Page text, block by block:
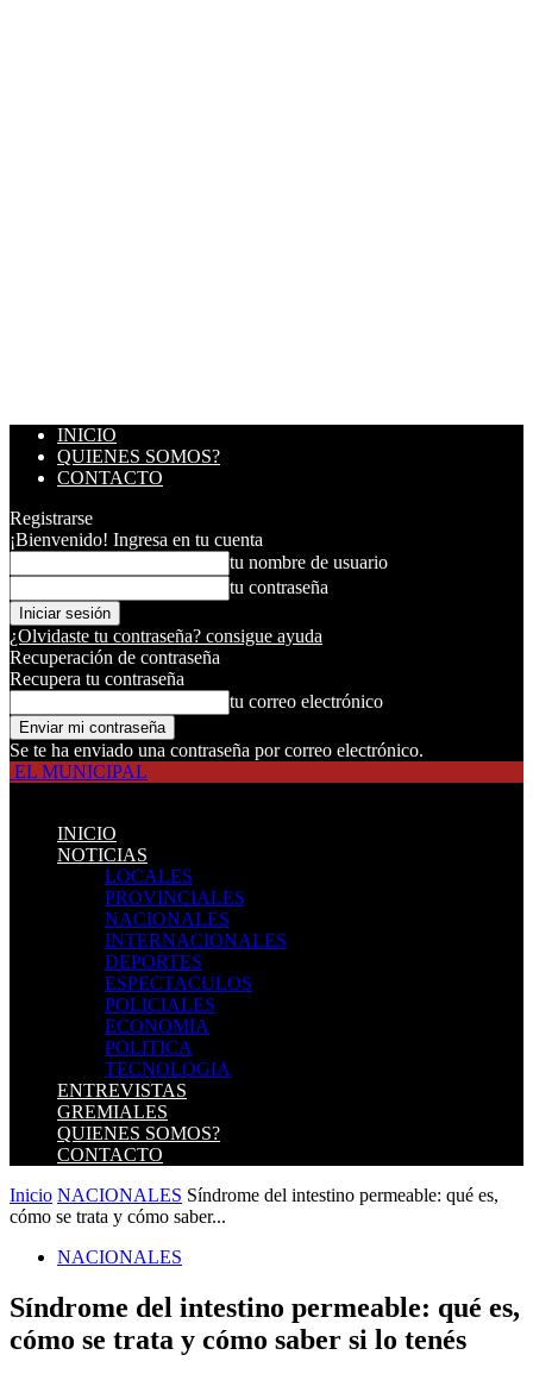
INICIO
QUIENES SOMOS?
CONTACTO
Registrarse
¡Bienvenido! Ingresa en tu cuenta
tu nombre de usuario
tu contraseña
¿Olvidaste tu contraseña? consigue ayuda
Recuperación de contraseña
Recupera tu contraseña
tu correo electrónico
Se te ha enviado una contraseña por correo electrónico.
EL MUNICIPAL
INICIO
NOTICIAS
LOCALES
PROVINCIALES
NACIONALES
INTERNACIONALES
DEPORTES
ESPECTACULOS
POLICIALES
ECONOMIA
POLITICA
TECNOLOGIA
ENTREVISTAS
GREMIALES
QUIENES SOMOS?
CONTACTO
Inicio NACIONALES Síndrome del intestino permeable: qué es,
cómo se trata y cómo saber...
NACIONALES
Síndrome del intestino permeable: qué es,
cómo se trata y cómo saber si lo tenés